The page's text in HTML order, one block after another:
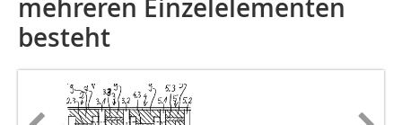
mehreren Einzelelementen
besteht